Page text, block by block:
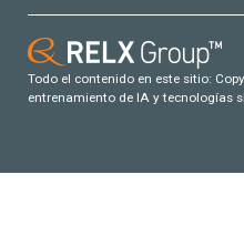
Todo el contenido en este sitio:
entrenamiento de IA y tecnologías